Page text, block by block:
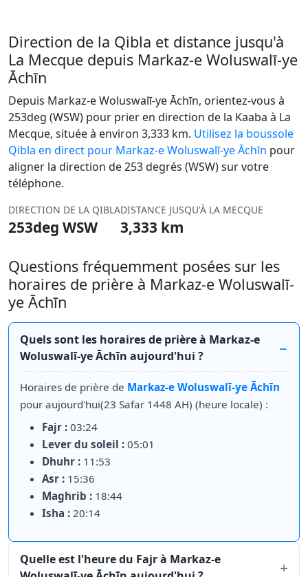
Direction de la Qibla et distance jusqu'à
La Mecque depuis Markaz-e Woluswalī-ye
Āchīn
Depuis Markaz-e Woluswalī-ye Āchīn, orientez-vous à
253deg (WSW) pour prier en direction de la Kaaba à La
Mecque, située à environ 3,333 km. Utilisez la boussole
Qibla en direct pour Markaz-e Woluswalī-ye Āchīn pour
aligner la direction de 253 degrés (WSW) sur votre
téléphone.
DIRECTION DE LA QIBLA
253deg WSW
DISTANCE JUSQU'À LA MECQUE
3,333 km
Questions fréquemment posées sur les
horaires de prière à Markaz-e Woluswalī-
ye Āchīn
Quels sont les horaires de prière à Markaz-e
Woluswalī-ye Āchīn aujourd'hui ?
Horaires de prière de Markaz-e Woluswalī-ye Āchīn
pour aujourd'hui(23 Safar 1448 AH) (heure locale) :
Fajr : 03:24
Lever du soleil : 05:01
Dhuhr : 11:53
Asr : 15:36
Maghrib : 18:44
Isha : 20:14
Quelle est l'heure du Fajr à Markaz-e